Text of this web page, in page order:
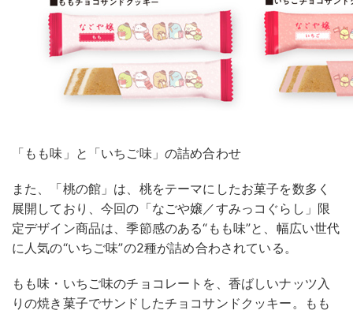
「もも味」と「いちご味」の詰め合わせ
また、「桃の館」は、桃をテーマにしたお菓子を数多く
展開しており、今回の「なごや嬢／すみっコぐらし」限
定デザイン商品は、季節感のある“もも味”と、幅広い世代
に人気の“いちご味”の2種が詰め合わされている。
もも味・いちご味のチョコレートを、香ばしいナッツ入
りの焼き菓子でサンドしたチョコサンドクッキー。もも